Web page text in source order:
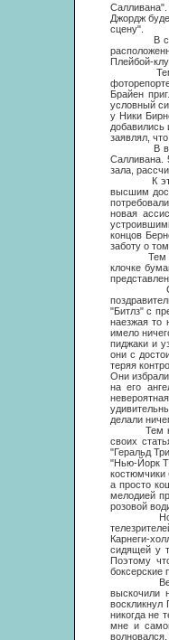
Джордж
сцену".
В
Плейбой-
Тем
Брайен
условный
у Ники
добавились
заявлял,
В
Салливана.
зала,
К этому
высшим
новая
концов
заботу о
Тем
клочке
С самого
"Битлз" с
наезжая то
имело
пиджаки и
они с
теряя
Они
на его
делали
Тем не
своих
"Геральд
"Нью-Йорк
костюмчики
а просто
мелодией
розовой
Но
Карнеги-
сидящей у
Поэтому
боксерские
Вечером
выскочили
никогда не
мне и